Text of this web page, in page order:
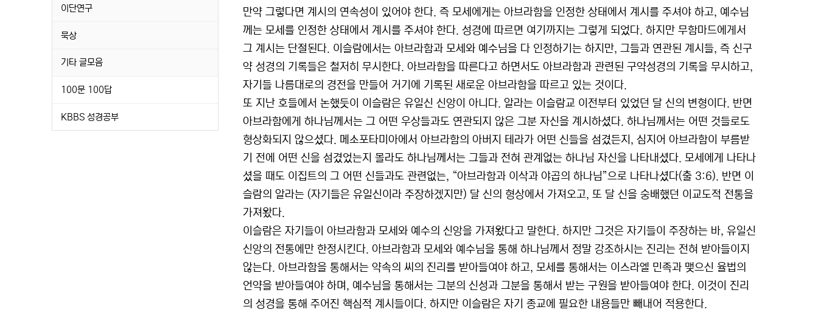
만약 그렇다면 계시의 연속성이 있어야 한다. 즉 모세에게는 아브라함을 인정한 상태에서 계시를 주셔야 하고, 예수님
께는 모세를 인정한 상태에서 계시를 주셔야 한다. 성경에 따르면 여기까지는 그렇게 되었다. 하지만 무함마드에게서
그 계시는 단절된다. 이슬람에서는 아브라함과 모세와 예수님을 다 인정하기는 하지만, 그들과 연관된 계시들, 즉 신구
약 성경의 기록들은 철저히 무시한다. 아브라함을 따른다고 하면서도 아브라함과 관련된 구약성경의 기록을 무시하고,
자기들 나름대로의 경전을 만들어 거기에 기록된 새로운 아브라함을 따르고 있는 것이다.
또 지난 호들에서 논했듯이 이슬람은 유일신 신앙이 아니다. 알라는 이슬람교 이전부터 있었던 달 신의 변형이다. 반면
아브라함에게 하나님께서는 그 어떤 우상들과도 연관되지 않은 그분 자신을 계시하셨다. 하나님께서는 어떤 것들로도
형상화되지 않으셨다. 메소포타미아에서 아브라함의 아버지 테라가 어떤 신들을 섬겼든지, 심지어 아브라함이 부름받
기 전에 어떤 신을 섬겼었는지 몰라도 하나님께서는 그들과 전혀 관계없는 하나님 자신을 나타내셨다. 모세에게 나타나
셨을 때도 이집트의 그 어떤 신들과도 관련없는, “아브라함과 이삭과 야곱의 하나님”으로 나타나셨다(출 3:6). 반면 이
슬람의 알라는 (자기들은 유일신이라 주장하겠지만) 달 신의 형상에서 가져오고, 또 달 신을 숭배했던 이교도적 전통을
가져왔다.
이슬람은 자기들이 아브라함과 모세와 예수의 신앙을 가져왔다고 말한다. 하지만 그것은 자기들이 주장하는 바, 유일신
신앙의 전통에만 한정시킨다. 아브라함과 모세와 예수님을 통해 하나님께서 정말 강조하시는 진리는 전혀 받아들이지
않는다. 아브라함을 통해서는 약속의 씨의 진리를 받아들여야 하고, 모세를 통해서는 이스라엘 민족과 맺으신 율법의
언약을 받아들여야 하며, 예수님을 통해서는 그분의 신성과 그분을 통해서 받는 구원을 받아들여야 한다. 이것이 진리
의 성경을 통해 주어진 핵심적 계시들이다. 하지만 이슬람은 자기 종교에 필요한 내용들만 빼내어 적용한다.
이단연구
묵상
기타 글모음
100문 100답
KBBS 성경공부